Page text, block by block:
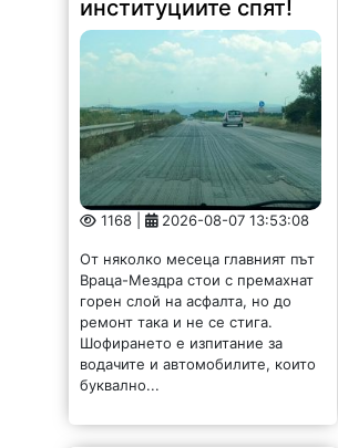
1168 | 2026-08-07 13:53:08
От няколко месеца главният път
Враца-Мездра стои с премахнат
ремонт така и не се стига.
Шофирането е изпитание за
водачите и автомобилите, които
буквално...
домакин на първия